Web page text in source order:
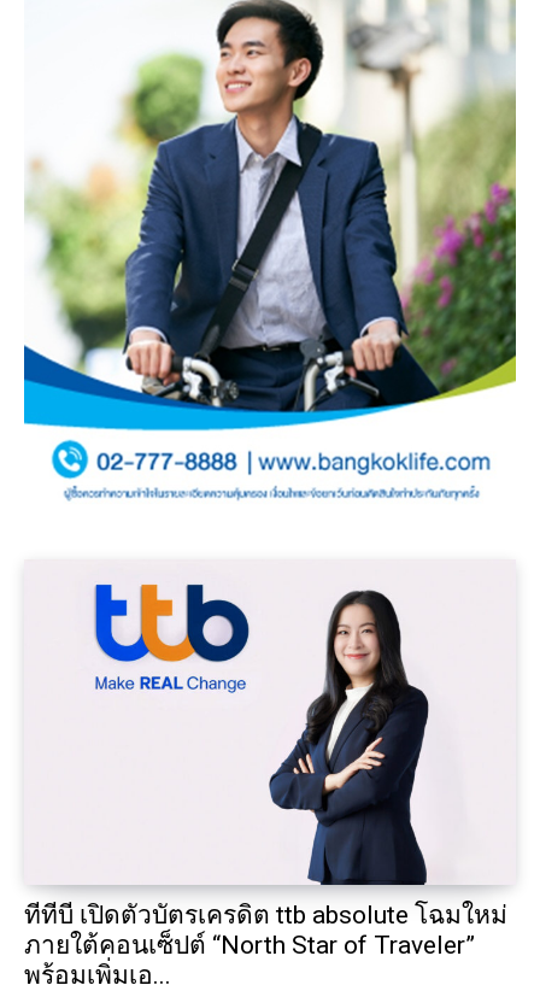
ทีทีบี เปิดตัวบัตรเครดิต ttb absolute โฉมใหม่
ภายใต้คอนเซ็ปต์ “North Star of Traveler”
พร้อมเพิ่มเอ...